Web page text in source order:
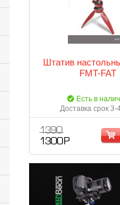
Штатив
FMT-FAT
Есть в
Доставка срок 3-
1 390
1 300 Р